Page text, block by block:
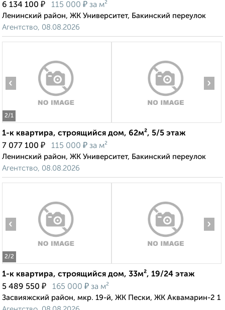
6 134 100 ₽ 115 000 ₽ за м²
Ленинский район, ЖК Университет, Бакинский переулок
Агентство, 08.08.2026
2/1
‹ ›
1-к квартира, строящийся дом, 62м², 5/5 этаж
7 077 100 ₽ 115 000 ₽ за м²
Ленинский район, ЖК Университет, Бакинский переулок
Агентство, 08.08.2026
2/2
‹ ›
1-к квартира, строящийся дом, 33м², 19/24 этаж
5 489 550 ₽ 165 000 ₽ за м²
Засвияжский район, мкр. 19-й, ЖК Пески, ЖК Аквамарин-2 1